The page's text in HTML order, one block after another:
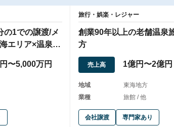
の1での譲渡/メ
エリア×温泉旅
〜5,000万円
旅行・娯楽・レジャー
創業90年以上の老舗温泉
方
売上高 1億円〜2億円
地域
東海地方
業種
旅館 / 他
会社譲渡 専門家あり